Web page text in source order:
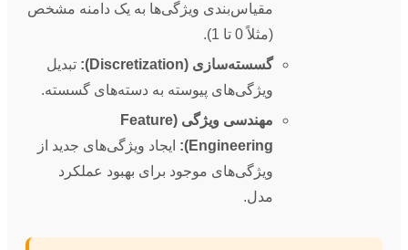
مقیاس‌بندی ویژگی‌ها به یک دامنه مشخص
(مثلاً 0 تا 1).
گسسته‌سازی (Discretization):
تبدیل
ویژگی‌های پیوسته به دسته‌های گسسته.
مهندسی ویژگی (Feature
Engineering):
ایجاد ویژگی‌های جدید از
ویژگی‌های موجود برای بهبود عملکرد
مدل.